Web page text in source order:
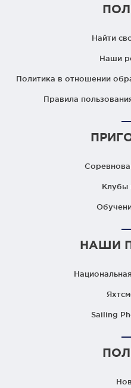
Найти
Наши
Политика в отношении
Правила
Клубы
НАШИ
Sailing